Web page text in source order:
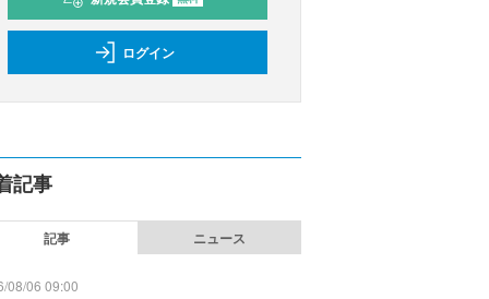
ログイン
記事
記事 ニュース
08/06 09:00